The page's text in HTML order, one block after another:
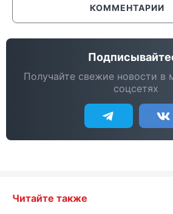
КОММЕНТАРИИ
Получайте свежие новости в
соцсетях
Читайте также